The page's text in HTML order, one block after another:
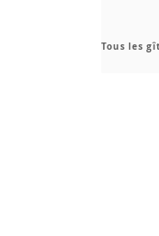
Tous les